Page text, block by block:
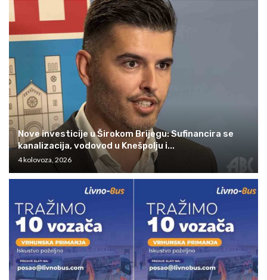
Nove investicije u Širokom Brijegu: Sufinancira se
kanalizacija, vodovod u Knešpolju i...
4 kolovoza, 2026